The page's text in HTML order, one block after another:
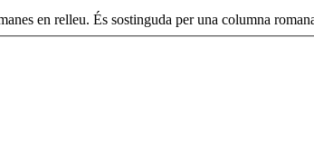
en relleu. És sostinguda per una columna